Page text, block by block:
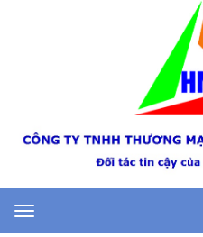
Toggle
navigation